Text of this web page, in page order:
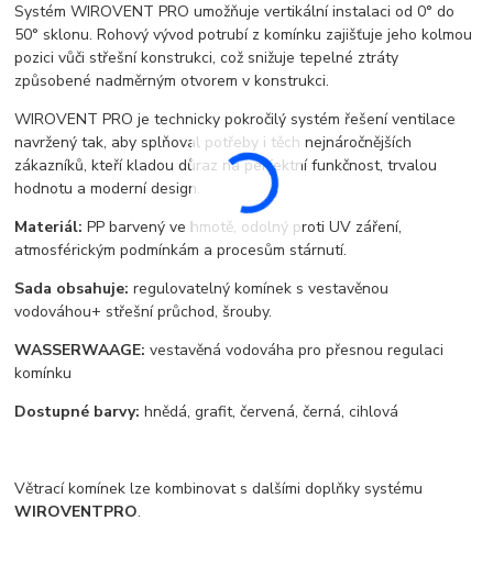
Systém WIROVENT PRO umožňuje vertikální instalaci od 0° do
50° sklonu. Rohový vývod potrubí z komínku zajišťuje jeho kolmou
pozici vůči střešní konstrukci, což snižuje tepelné ztráty
způsobené nadměrným otvorem v konstrukci.
WIROVENT PRO je technicky pokročilý systém řešení ventilace
navržený tak, aby splňoval potřeby i těch nejnáročnějších
zákazníků, kteří kladou důraz na perfektní funkčnost, trvalou
hodnotu a moderní design.
Materiál: PP barvený ve hmotě, odolný proti UV záření,
atmosférickým podmínkám a procesům stárnutí.
Sada obsahuje:regulovatelný komínek s vestavěnou
vodováhou+ střešní průchod, šrouby.
WASSERWAAGE: vestavěná vodováha pro přesnou regulaci
komínku
Dostupné barvy: hnědá, grafit, červená, černá, cihlová
Větrací komínek lze kombinovat s dalšími doplňky systému
WIROVENTPRO.